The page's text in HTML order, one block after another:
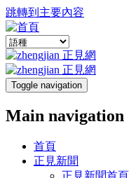
跳轉到主要內容
Toggle navigation
Main navigation
首頁
正見新聞
正見新聞首頁